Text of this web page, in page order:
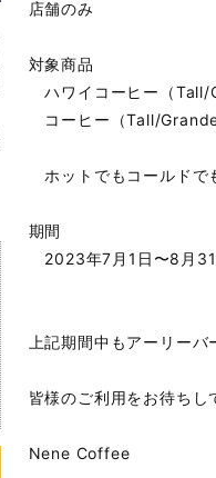
店舗のみ
対象商品
ハワイコーヒー（Tall/
コーヒー（Tall/Grande
ホットでもコールドで
期間
2023年7月1日〜8月
上記期間中もアーリー
皆様のご利用をお待ちし
Nene Coffee